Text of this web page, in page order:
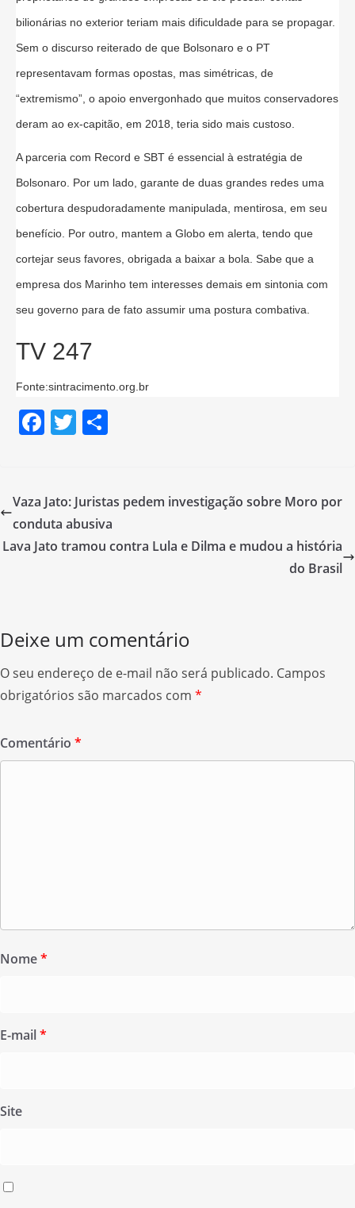
bilionárias no exterior teriam mais dificuldade para se propagar.
Sem o discurso reiterado de que Bolsonaro e o PT
representavam formas opostas, mas simétricas, de
“extremismo”, o apoio envergonhado que muitos conservadores
deram ao ex-capitão, em 2018, teria sido mais custoso.
A parceria com Record e SBT é essencial à estratégia de
Bolsonaro. Por um lado, garante de duas grandes redes uma
cobertura despudoradamente manipulada, mentirosa, em seu
benefício. Por outro, mantem a Globo em alerta, tendo que
cortejar seus favores, obrigada a baixar a bola. Sabe que a
empresa dos Marinho tem interesses demais em sintonia com
seu governo para de fato assumir uma postura combativa.
TV 247
Fonte:sintracimento.org.br
F
e
b
o
T
er e
Vaza Jato: Juristas pedem investigação sobre Moro por
conduta abusiva
Lava Jato tramou contra Lula e Dilma e mudou a história
do Brasil
Deixe um comentário
O seu endereço de e-mail não será publicado. Campos
obrigatórios são marcados com *
Comentário *
Nome*
E-mail*
Site